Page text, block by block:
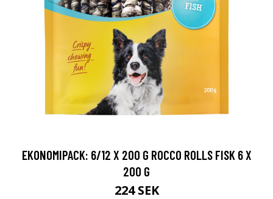
EKONOMIPACK: 6/12 X 200 G ROCCO ROLLS FISK 6 X
200 G
224 SEK